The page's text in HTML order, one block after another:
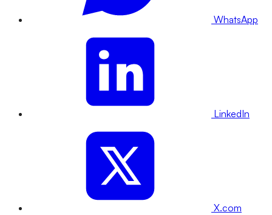
WhatsApp
LinkedIn
X.com